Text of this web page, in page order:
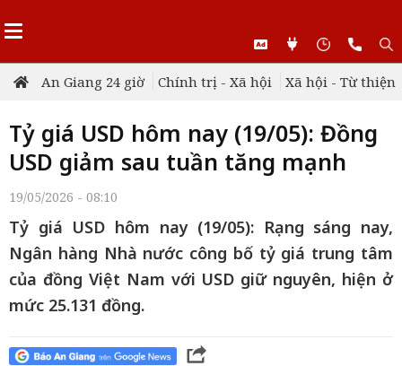
An Giang 24 giờ Chính trị - Xã hội Xã hội - Từ thiện
Tỷ giá USD hôm nay (19/05): Đồng
USD giảm sau tuần tăng mạnh
19/05/2026 - 08:10
Tỷ giá USD hôm nay (19/05): Rạng sáng nay,
Ngân hàng Nhà nước công bố tỷ giá trung tâm
của đồng Việt Nam với USD giữ nguyên, hiện ở
mức 25.131 đồng.